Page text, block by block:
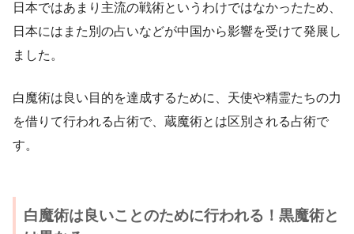
日本ではあまり主流の戦術というわけではなかったため、
日本にはまた別の占いなどが中国から影響を受けて発展し
ました。
白魔術は良い目的を達成するために、天使や精霊たちの力
を借りて行われる占術で、蔵魔術とは区別される占術で
す。
白魔術は良いことのために行われる！黒魔術と